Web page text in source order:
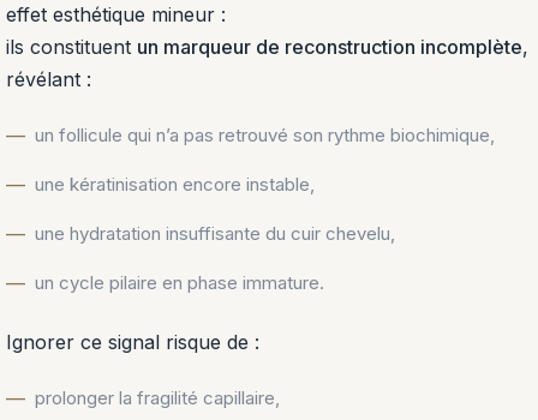
effet esthétique mineur :
ils constituent un marqueur de reconstruction incomplète,
révélant :
un follicule qui n’a pas retrouvé son rythme biochimique,
une kératinisation encore instable,
une hydratation insuffisante du cuir chevelu,
un cycle pilaire en phase immature.
Ignorer ce signal risque de :
prolonger la fragilité capillaire,